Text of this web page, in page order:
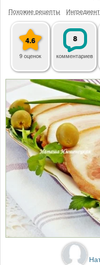
Похожие рецепты
4.6
9 оценок
8
комментариев